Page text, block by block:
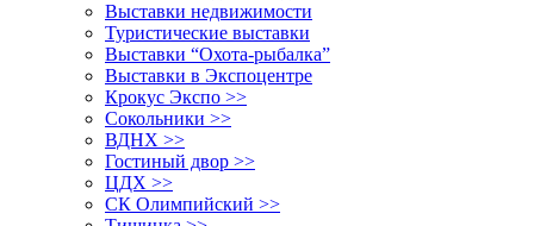
Выставки недвижимости
Туристические выставки
Выставки “Охота-рыбалка”
Выставки в Экспоцентре
Крокус Экспо >>
Сокольники >>
ВДНХ >>
Гостиный двор >>
ЦДХ >>
СК Олимпийский >>